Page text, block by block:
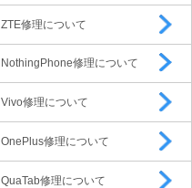
ZTE修理について
NothingPhone修理について
Vivo修理について
OnePlus修理について
QuaTab修理について